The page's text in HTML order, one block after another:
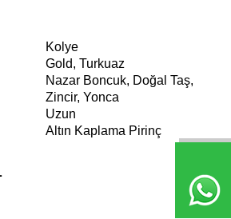
Kolye
Gold, Turkuaz
Nazar Boncuk, Doğal Taş,
Zincir, Yonca
Uzun
Altın Kaplama Pirinç